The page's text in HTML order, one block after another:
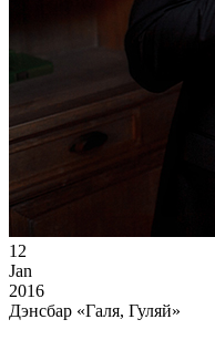
12
Jan
2016
Дэнсбар «Галя, Гуляй»